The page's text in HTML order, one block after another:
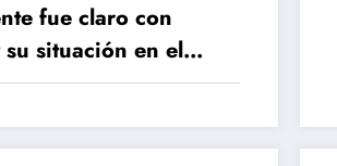
fue claro con
situación en el